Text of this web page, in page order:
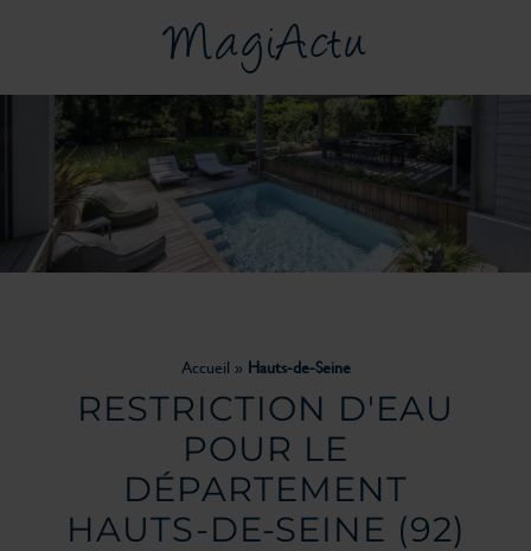
MagiActu
Accueil » Hauts-de-Seine
RESTRICTION D'EAU
POUR LE
DÉPARTEMENT
HAUTS-DE-SEINE (92)